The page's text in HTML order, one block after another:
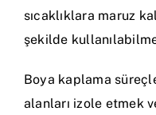
sıcaklıklara maruz
şekilde
Boya kaplama
alanları izole etmek